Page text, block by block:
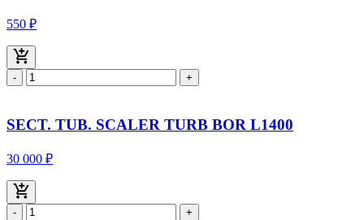
550 ₽
- +
SECT. TUB. SCALER TURB BOR L1400
30 000 ₽
- +